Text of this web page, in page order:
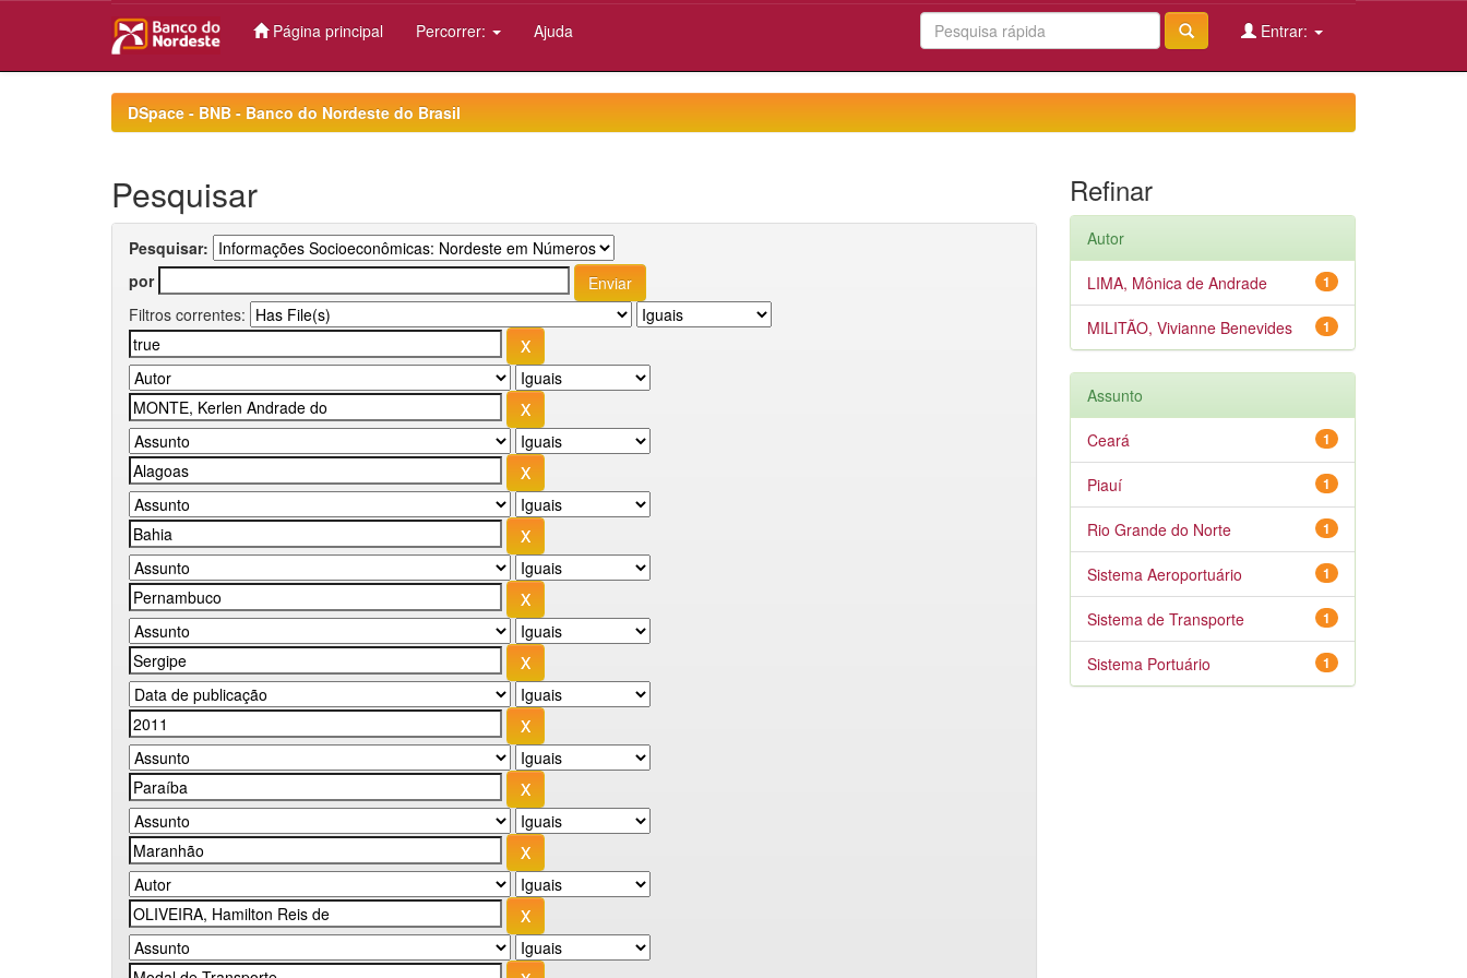
Página principal Percorrer: Ajuda Entrar:
DSpace - BNB - Banco do Nordeste do Brasil
Pesquisar
Pesquisar:
por
Filtros correntes:
Refinar
Autor
1
LIMA, Mônica de Andrade
1
MILITÃO, Vivianne Benevides
Assunto
1
Ceará
1
Piauí
1
Rio Grande do Norte
1
Sistema Aeroportuário
1
Sistema de Transporte
1
Sistema Portuário